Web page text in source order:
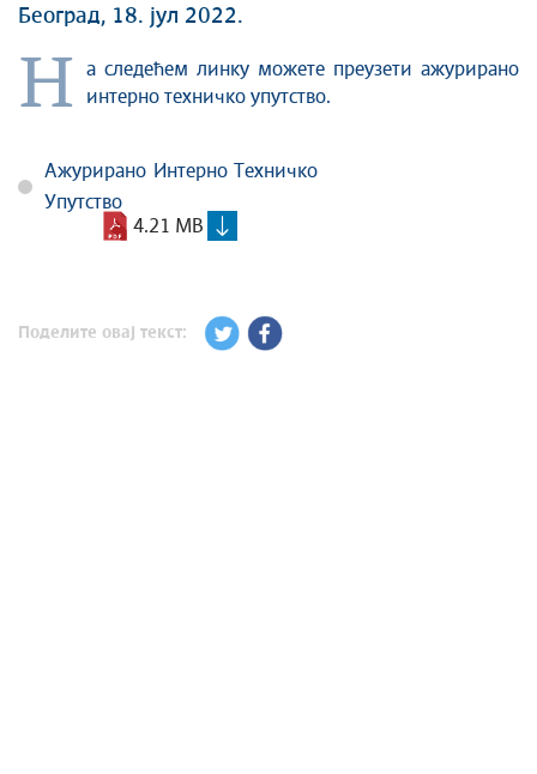
Београд, 18. јул 2022.
Н
а следећем линку можете преузети ажурирано
интерно техничко упутство.
Ажурирано Интерно Техничко
Упутство
4.21 MB
Поделите овај текст: